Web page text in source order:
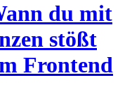
du mit
stößt
Frontend